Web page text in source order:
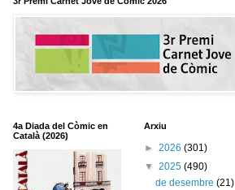
4a Diada del Còmic en
Català (2026)
Arxiu
► 2026 (301)
▼ 2025 (490)
de desembre(21)